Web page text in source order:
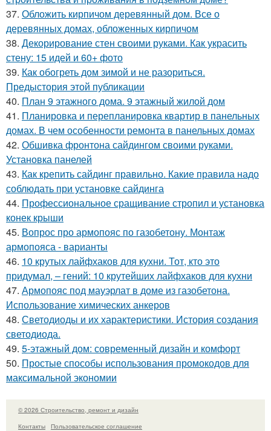
37. Обложить кирпичом деревянный дом. Все о
деревянных домах, обложенных кирпичом
38. Декорирование стен своими руками. Как украсить
стену: 15 идей и 60+ фото
39. Как обогреть дом зимой и не разориться.
Предыстория этой публикации
40. План 9 этажного дома. 9 этажный жилой дом
41. Планировка и перепланировка квартир в панельных
домах. В чем особенности ремонта в панельных домах
42. Обшивка фронтона сайдингом своими руками.
Установка панелей
43. Как крепить сайдинг правильно. Какие правила надо
соблюдать при установке сайдинга
44. Профессиональное сращивание стропил и установка
конек крыши
45. Вопрос про армопояс по газобетону. Монтаж
армопояса - варианты
46. 10 крутых лайфхаков для кухни. Тот, кто это
придумал, – гений: 10 крутейших лайфхаков для кухни
47. Армопояс под мауэрлат в доме из газобетона.
Использование химических анкеров
48. Светодиоды и их характеристики. История создания
светодиода.
49. 5-этажный дом: современный дизайн и комфорт
50. Простые способы использования промокодов для
максимальной экономии
© 2026 Строительство, ремонт и дизайн
Контакты
Пользовательское соглашение